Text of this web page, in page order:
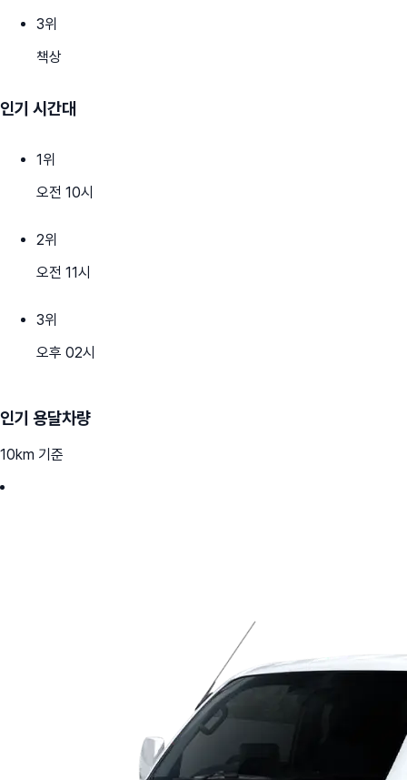
3위
책상
인기 시간대
1위
오전 10시
2위
오전 11시
3위
오후 02시
인기 용달차량
10km 기준